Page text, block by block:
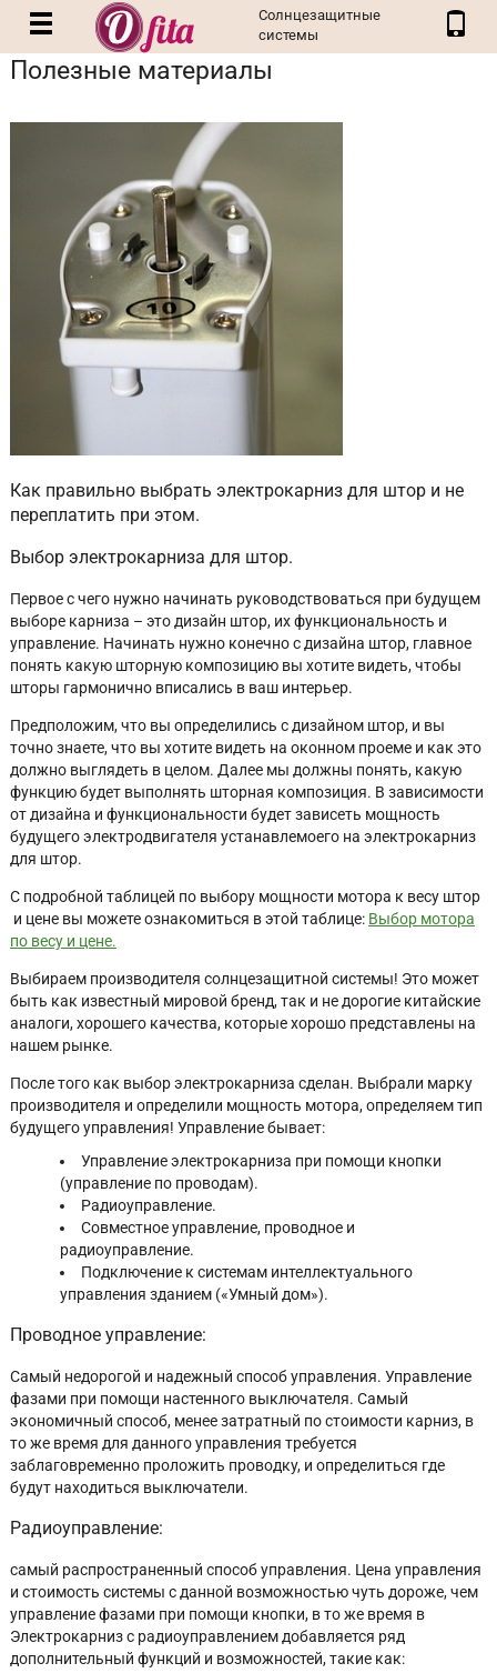
Солнцезащитные
системы
Полезные материалы
Как правильно выбрать электрокарниз для штор и не
переплатить при этом.
Выбор электрокарниза для штор.
Первое с чего нужно начинать руководствоваться при будущем
выборе карниза – это дизайн штор, их функциональность и
управление. Начинать нужно конечно с дизайна штор, главное
понять какую шторную композицию вы хотите видеть, чтобы
шторы гармонично вписались в ваш интерьер.
Предположим, что вы определились с дизайном штор, и вы
точно знаете, что вы хотите видеть на оконном проеме и как это
должно выглядеть в целом. Далее мы должны понять, какую
функцию будет выполнять шторная композиция. В зависимости
от дизайна и функциональности будет зависеть мощность
будущего электродвигателя устанавлемоего на электрокарниз
для штор.
С подробной таблицей по выбору мощности мотора к весу штор
и цене вы можете ознакомиться в этой таблице: Выбор мотора
по весу и цене.
Выбираем производителя солнцезащитной системы! Это может
быть как известный мировой бренд, так и не дорогие китайские
аналоги, хорошего качества, которые хорошо представлены на
нашем рынке.
После того как выбор электрокарниза сделан. Выбрали марку
производителя и определили мощность мотора, определяем тип
будущего управления! Управление бывает:
Управление электрокарниза при помощи кнопки
(управление по проводам).
Радиоуправление.
Совместное управление, проводное и
радиоуправление.
Подключение к системам интеллектуального
управления зданием («Умный дом»).
Проводное управление:
Самый недорогой и надежный способ управления. Управление
фазами при помощи настенного выключателя. Самый
экономичный способ, менее затратный по стоимости карниз, в
то же время для данного управления требуется
заблаговременно проложить проводку, и определиться где
будут находиться выключатели.
Радиоуправление:
самый распространенный способ управления. Цена управления
и стоимость системы с данной возможностью чуть дороже, чем
управление фазами при помощи кнопки, в то же время в
Электрокарниз с радиоуправлением добавляется ряд
дополнительный функций и возможностей, такие как: